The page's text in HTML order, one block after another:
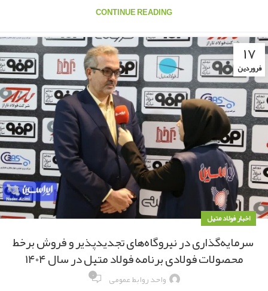
CONTINUE READING
۱۷
فروردین
اخبار فولاد متیل
سرمایه‌گذاری در نیروگاه‌های تجدیدپذیر و فروش برخط
محصولات فولادی برنامه فولاد متیل در سال ۱۴۰۴
واحد روابط عمومی ۰